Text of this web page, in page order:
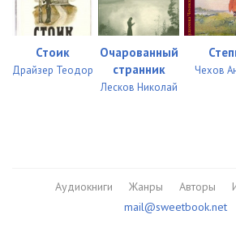
Стоик
Драйзер Теодор
Очарованный
странник
Лесков Николай
Чехов
Аудиокниги Жанры Авторы
mail@sweetbook.net